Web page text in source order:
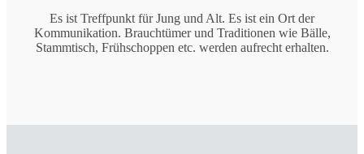
Es ist Treffpunkt für Jung und Alt. Es ist ein Ort der
Kommunikation. Brauchtümer und Traditionen wie Bälle,
Stammtisch, Frühschoppen etc. werden aufrecht erhalten.